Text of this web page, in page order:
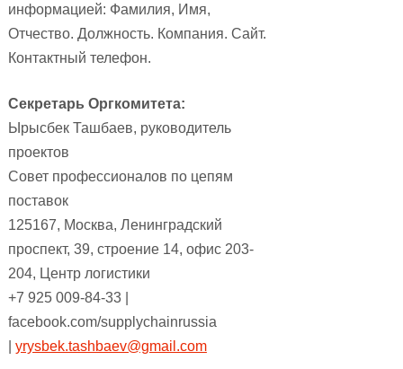
информацией: Фамилия, Имя,
Отчество. Должность. Компания. Сайт.
Контактный телефон.
Секретарь Оргкомитета:
Ырысбек Ташбаев, руководитель
проектов
Совет профессионалов по цепям
поставок
125167, Москва, Ленинградский
проспект, 39, строение 14, офис 203-
204, Центр логистики
+7 925 009-84-33 |
facebook.com/supplychainrussia
yrysbek.tashbaev@gmail.com